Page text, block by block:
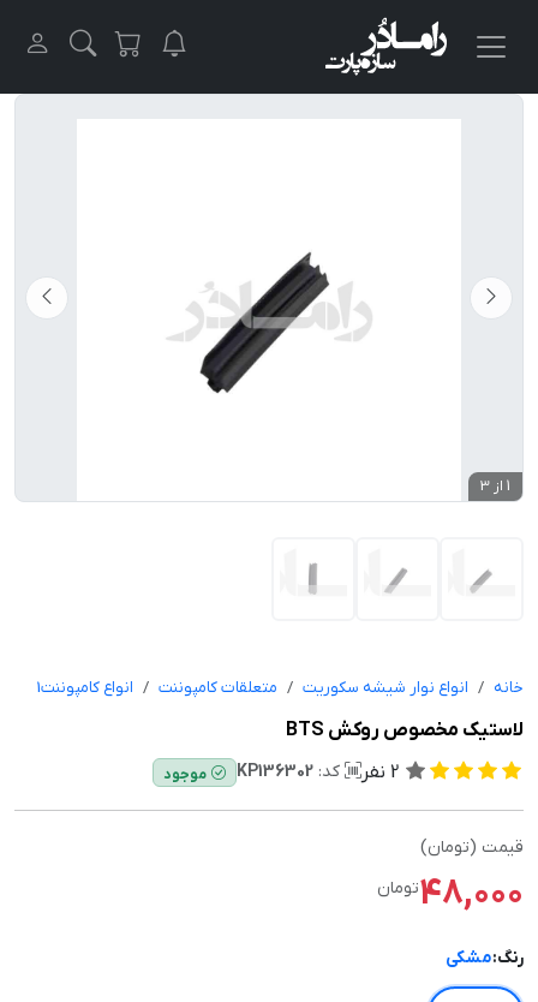
1 از 3
خانه انواع نوار شیشه سکوریت متعلقات کامپوننت انواع کامپوننت1
لاستیک مخصوص روکش BTS
2 نفر کد: KP136302 موجود
قیمت (تومان)
48,000تومان
رنگ:مشکی